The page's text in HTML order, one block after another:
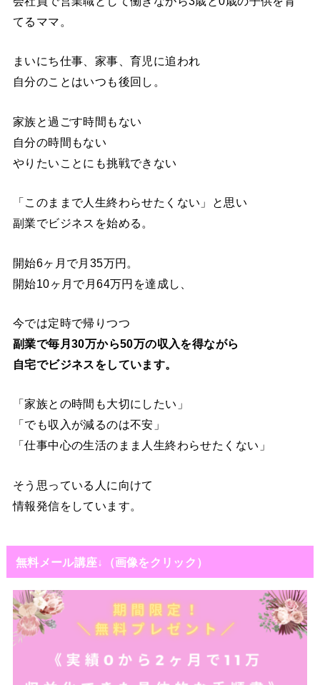
てるママ。
まいにち仕事、家事、育児に追われ
自分のことはいつも後回し。
家族と過ごす時間もない
自分の時間もない
やりたいことにも挑戦できない
「このままで人生終わらせたくない」と思い
副業でビジネスを始める。
開始6ヶ月で月35万円。
開始10ヶ月で月64万円を達成し、
今では定時で帰りつつ
副業で毎月30万から50万の収入を得ながら
自宅でビジネスをしています。
「家族との時間も大切にしたい」
「でも収入が減るのは不安」
「仕事中心の生活のまま人生終わらせたくない」
そう思っている人に向けて
情報発信をしています。
無料メール講座↓（画像をクリック）